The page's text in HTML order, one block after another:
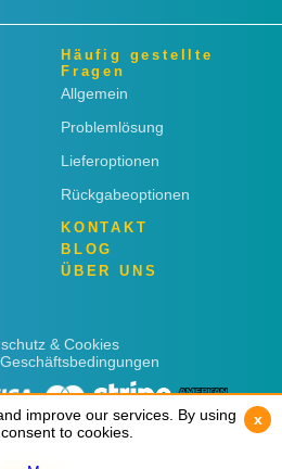
Häufig gestellte
Fragen
Allgemein
Problemlösung
Lieferoptionen
Rückgabeoptionen
KONTAKT
BLOG
ÜBER UNS
& Cookies
improve our services. By using
to cookies.
x
improve our services. By using
to cookies.
x